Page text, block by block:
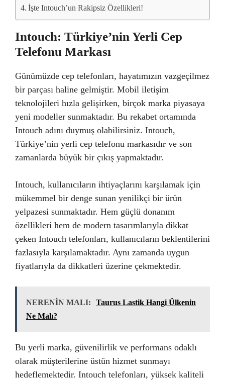
İşte Intouch’un Rakipsiz Özellikleri!
Intouch: Türkiye’nin Yerli Cep
Telefonu Markası
Günümüzde cep telefonları, hayatımızın vazgeçilmez
bir parçası haline gelmiştir. Mobil iletişim
teknolojileri hızla gelişirken, birçok marka piyasaya
yeni modeller sunmaktadır. Bu rekabet ortamında
Intouch adını duymuş olabilirsiniz. Intouch,
Türkiye’nin yerli cep telefonu markasıdır ve son
zamanlarda büyük bir çıkış yapmaktadır.
Intouch, kullanıcıların ihtiyaçlarını karşılamak için
mükemmel bir denge sunan yenilikçi bir ürün
yelpazesi sunmaktadır. Hem güçlü donanım
özellikleri hem de modern tasarımlarıyla dikkat
çeken Intouch telefonları, kullanıcıların beklentilerini
fazlasıyla karşılamaktadır. Aynı zamanda uygun
fiyatlarıyla da dikkatleri üzerine çekmektedir.
NERENİN MALI:
Taurus Lastik Hangi Ülkenin
Ne Malı?
Bu yerli marka, güvenilirlik ve performans odaklı
olarak müşterilerine üstün hizmet sunmayı
hedeflemektedir. Intouch telefonları, yüksek kaliteli